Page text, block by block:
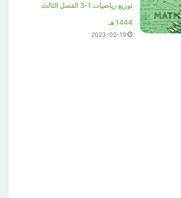
توزيع رياضيات 1-3 الفصل الثالث
1444 هـ
2023-02-19